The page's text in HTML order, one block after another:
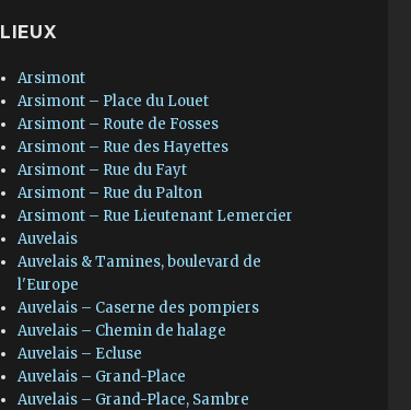
LIEUX
Arsimont
Arsimont – Place du Louet
Arsimont – Route de Fosses
Arsimont – Rue des Hayettes
Arsimont – Rue du Fayt
Arsimont – Rue du Palton
Arsimont – Rue Lieutenant Lemercier
Auvelais
Auvelais & Tamines, boulevard de
l'Europe
Auvelais – Caserne des pompiers
Auvelais – Chemin de halage
Auvelais – Ecluse
Auvelais – Grand-Place
Auvelais – Grand-Place, Sambre